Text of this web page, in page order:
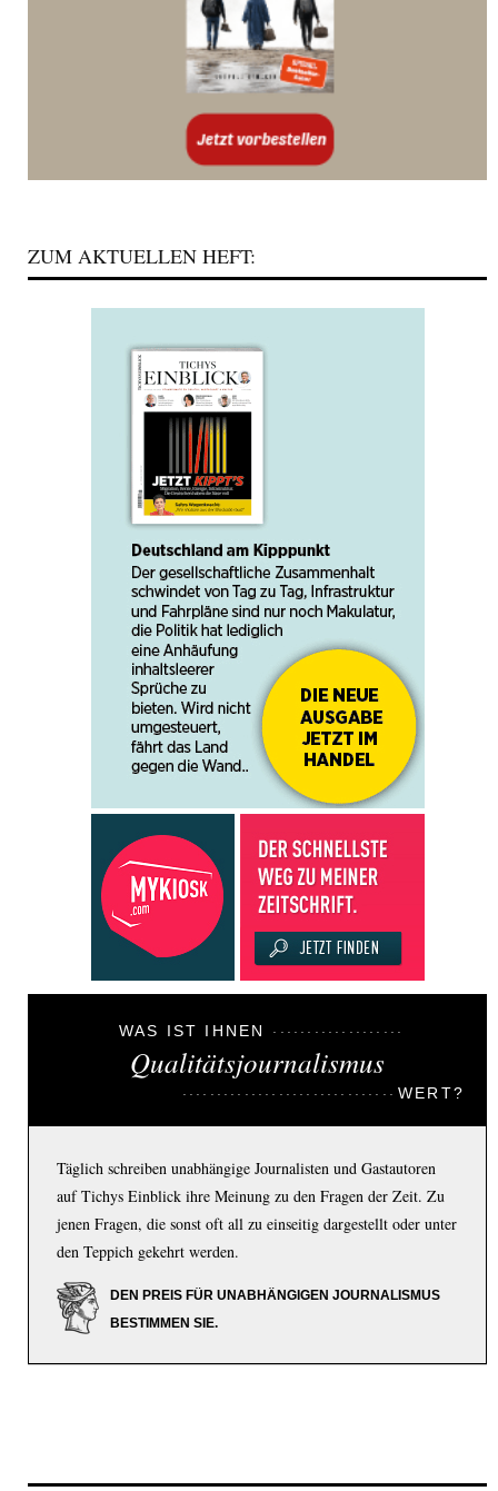
ZUM AKTUELLEN HEFT:
WAS IST IHNEN
Qualitätsjournalismus
WERT?
Täglich schreiben unabhängige Journalisten und Gastautoren
auf Tichys Einblick ihre Meinung zu den Fragen der Zeit. Zu
jenen Fragen, die sonst oft all zu einseitig dargestellt oder unter
den Teppich gekehrt werden.
DEN PREIS FÜR UNABHÄNGIGEN JOURNALISMUS
BESTIMMEN SIE.